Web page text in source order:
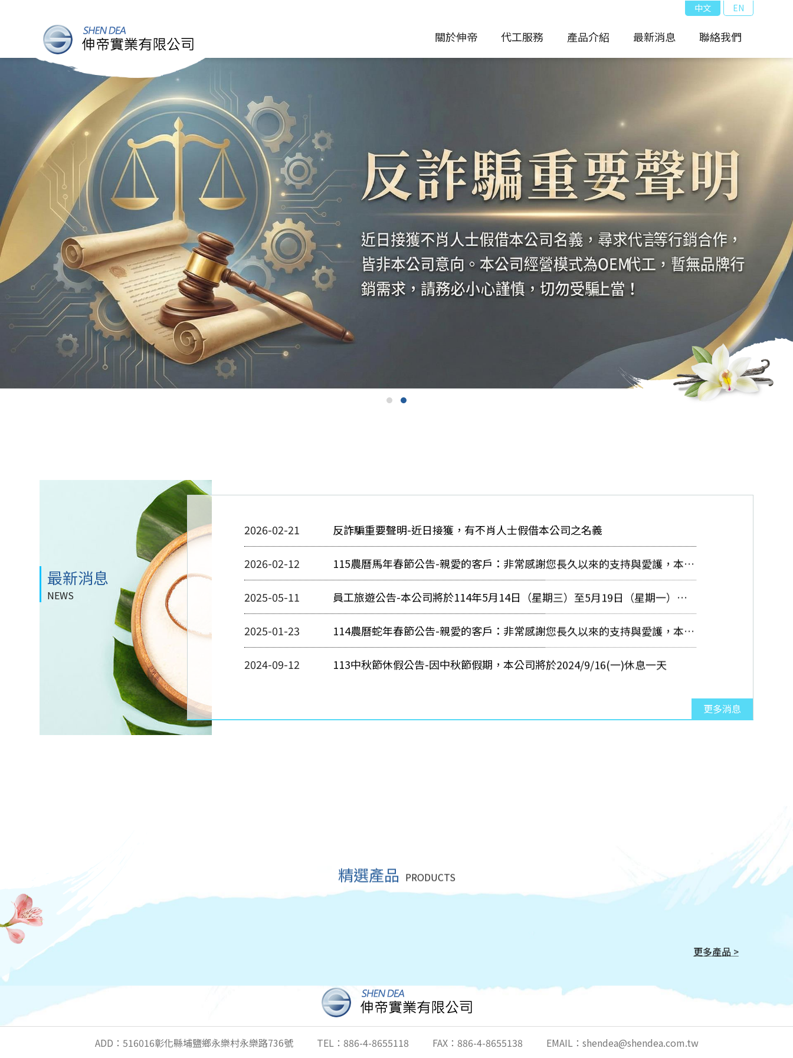
中文 EN
關於伸帝 代工服務 產品介紹 最新消息 聯絡我們
最新消息
NEWS
2026-02-21 反詐騙重要聲明-近日接獲，有不肖人士假借本公司之名義
2026-02-12
115農曆馬年春節公告-親愛的客戶：非常感謝您長久以來的支持與愛護，本公
司115年農曆春節假期為
2025-05-11
員工旅遊公告-本公司將於114年5月14日（星期三）至5月19日（星期一）舉
辦員工旅遊
2025-01-23
114農曆蛇年春節公告-親愛的客戶：非常感謝您長久以來的支持與愛護，本公
司114年農曆春節假期為
2024-09-12
113中秋節休假公告-因中秋節假期，本公司將於2024/9/16(一)休息一天
更多消息
精選產品 PRODUCTS
更多產品 >
ADD：516016彰化縣埔鹽鄉永樂村永樂路736號 TEL：886-4-8655118 FAX：886-4-8655138 EMAIL： shendea@shendea.com.tw